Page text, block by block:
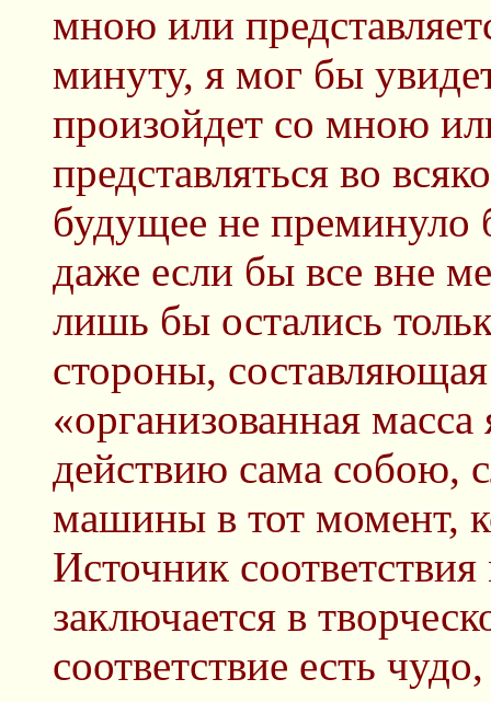
мною или
минуту, я мог бы
произойдет со мною
представляться во
будущее не
даже если бы все вне
лишь бы остались
стороны,
«организованная масса
действию сама собою,
машины в тот момент,
Источник
заключается в
соответствие есть